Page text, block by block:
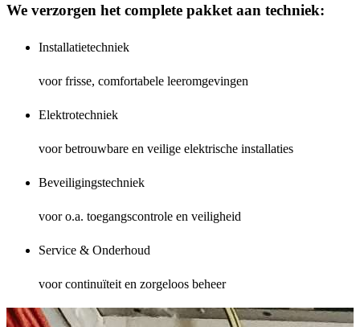
We verzorgen het complete pakket aan techniek:
Installatietechniek
voor frisse, comfortabele leeromgevingen
Elektrotechniek
voor betrouwbare en veilige elektrische installaties
Beveiligingstechniek
voor o.a. toegangscontrole en veiligheid
Service & Onderhoud
voor continuïteit en zorgeloos beheer